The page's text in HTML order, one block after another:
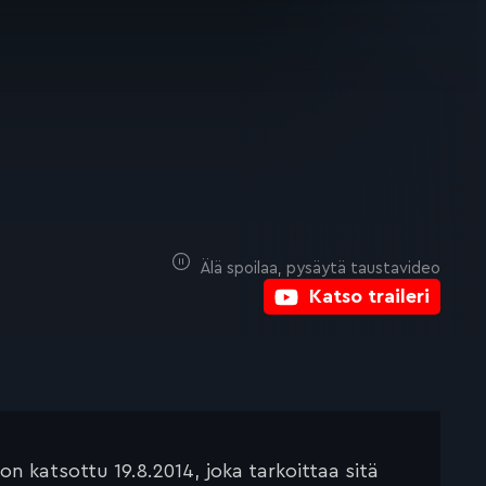
Katso traileri
Älä spoilaa, pysäytä taustavideo
katsottu 19.8.2014, joka tarkoittaa sitä